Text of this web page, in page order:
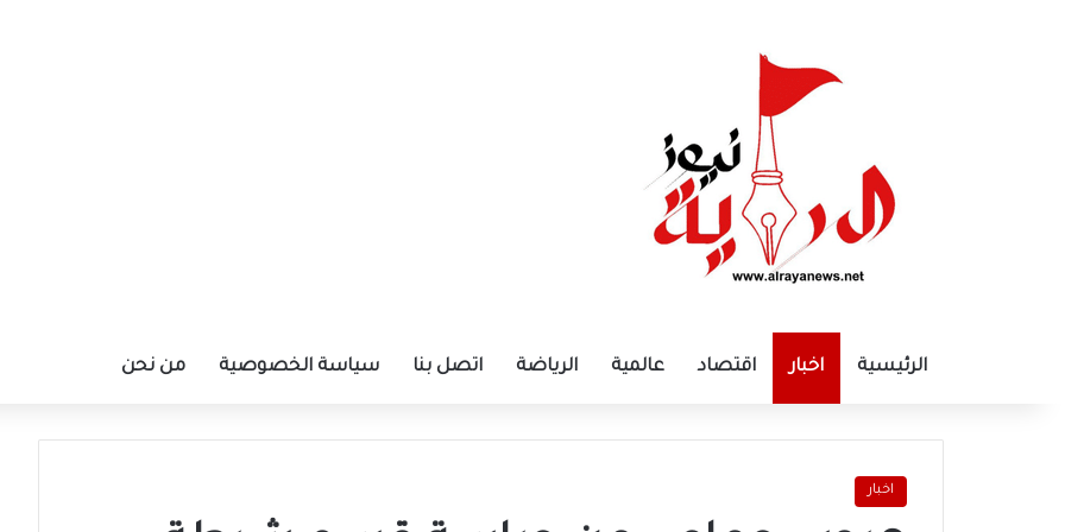
الرئيسية اخبار اقتصاد عالمية الرياضة اتصل بنا سياسة الخصوصية من نحن
اخبار